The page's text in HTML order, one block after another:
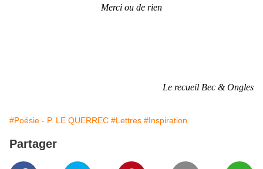
Merci ou de rien
Le recueil Bec & Ongles
#Poésie - P. LE QUERREC #Lettres #Inspiration
Partager